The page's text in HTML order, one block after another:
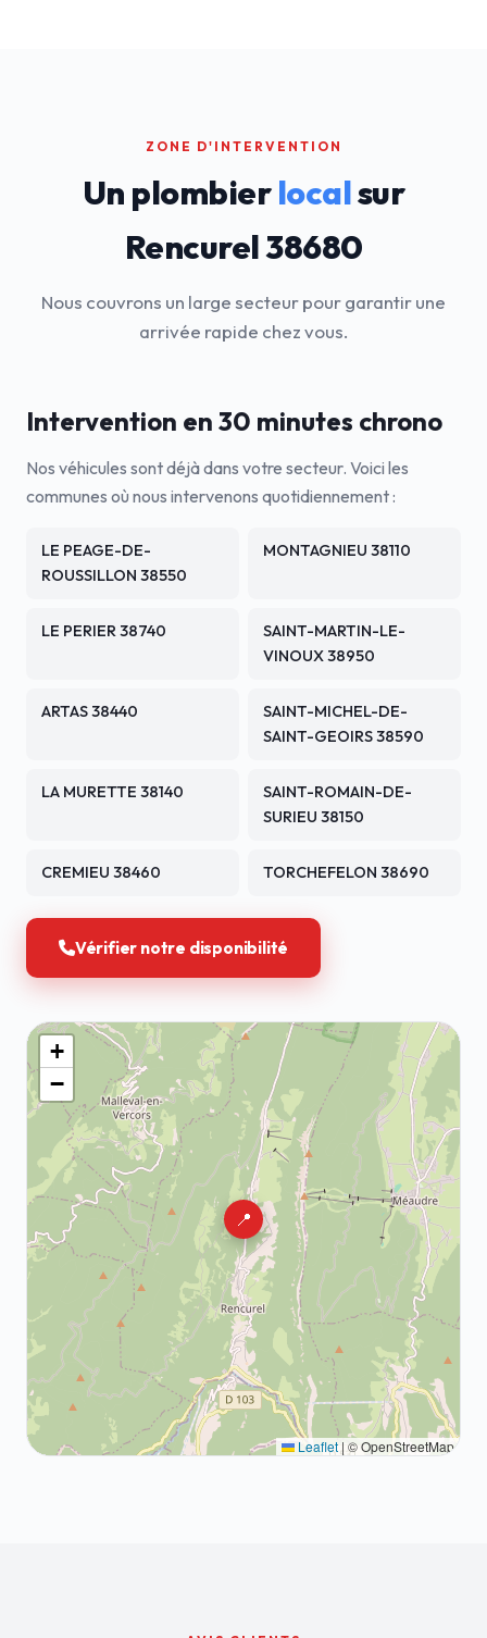
ZONE D'INTERVENTION
Un plombierlocalsur
Rencurel 38680
Nous couvrons un large secteur pour garantir une
arrivée rapide chez vous.
Intervention en 30 minutes chrono
Nos véhicules sont déjà dans votre secteur. Voici les
communes où nous intervenons quotidiennement :
LE PEAGE-DE-
ROUSSILLON 38550
MONTAGNIEU 38110
LE PERIER 38740
SAINT-MARTIN-LE-
VINOUX 38950
ARTAS 38440
SAINT-MICHEL-DE-
SAINT-GEOIRS 38590
LA MURETTE 38140
SAINT-ROMAIN-DE-
SURIEU 38150
CREMIEU 38460 TORCHEFELON 38690
Vérifier notre disponibilité
📍
+
−
Leaflet | © OpenStreetMap